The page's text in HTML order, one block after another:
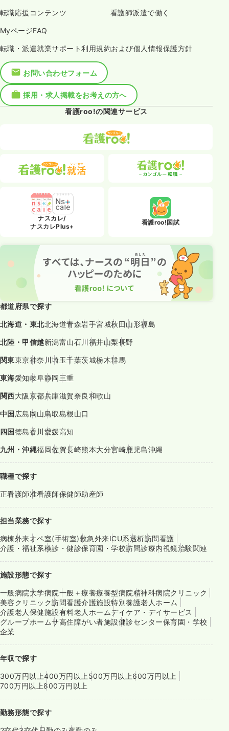
転職応援コンテンツ 看護師派遣で働く
MyページFAQ
転職・派遣就業サポート利用規約および個人情報保護方針
お問い合わせフォーム
採用・求人掲載をお考えの方へ
看護roo!の関連サービス
ナスカレ/
ナスカレPlus+
看護roo!国試
都道府県で探す
北海道・東北北海道青森岩手宮城秋田山形福島
北陸・甲信越新潟富山石川福井山梨長野
関東東京神奈川埼玉千葉茨城栃木群馬
東海愛知岐阜静岡三重
関西大阪京都兵庫滋賀奈良和歌山
中国広島岡山鳥取島根山口
四国徳島香川愛媛高知
九州・沖縄福岡佐賀長崎熊本大分宮崎鹿児島沖縄
職種で探す
正看護師准看護師保健師助産師
担当業務で探す
病棟外来オペ室(手術室)救急外来ICU系透析訪問看護
介護・福祉系検診・健診保育園・学校訪問診療内視鏡治験関連
施設形態で探す
一般病院大学病院一般＋療養療養型病院精神科病院クリニック
美容クリニック訪問看護介護施設特別養護老人ホーム
介護老人保健施設有料老人ホームデイケア・デイサービス
グループホームサ高住障がい者施設健診センター保育園・学校
企業
年収で探す
300万円以上400万円以上 500万円以上600万円以上
700万円以上800万円以上
勤務形態で探す